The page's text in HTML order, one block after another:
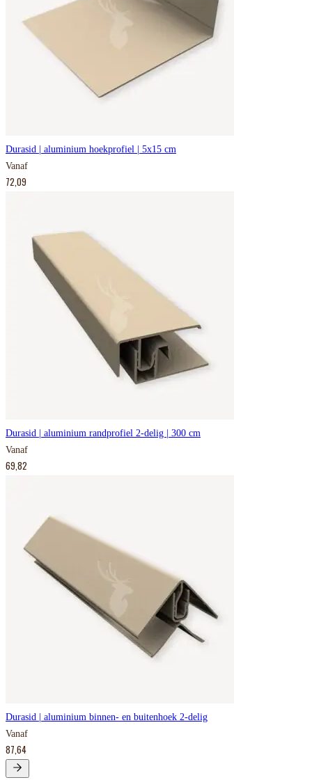
Durasid | aluminium hoekprofiel | 5x15 cm
Vanaf
72,09
Durasid | aluminium randprofiel 2-delig | 300 cm
Vanaf
69,82
Durasid | aluminium binnen- en buitenhoek 2-delig
Vanaf
87,64